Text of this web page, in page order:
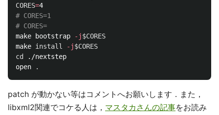
CORES=
# CORES=1
# CORES=
make bootstrap
-j$CORES
make install -j$CORES
cd
./nextstep
open
.
patch が動かない等はコメントへお願いします．また，
libxml2関連でコケる人は， マスタカさんの記事をお読み